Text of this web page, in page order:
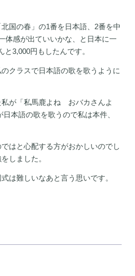
国の春」の1番を日本語、2番を中
体感が出ていいかな、と日本に一
3,000円もしたんです。
クラスで日本語の歌を歌うように
私が「私馬鹿よね おバカさんよ
本語の歌を歌うので私は本件、
はと心配する方がおかしいのでし
しました。
は難しいなあと言う思いです。